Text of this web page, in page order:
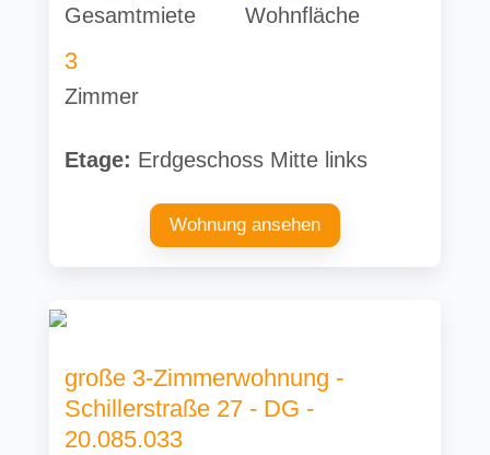
Gesamtmiete Wohnfläche
3
Zimmer
Etage: Erdgeschoss Mitte links
Wohnung ansehen
große 3-Zimmerwohnung -
Schillerstraße 27 - DG -
20.085.033